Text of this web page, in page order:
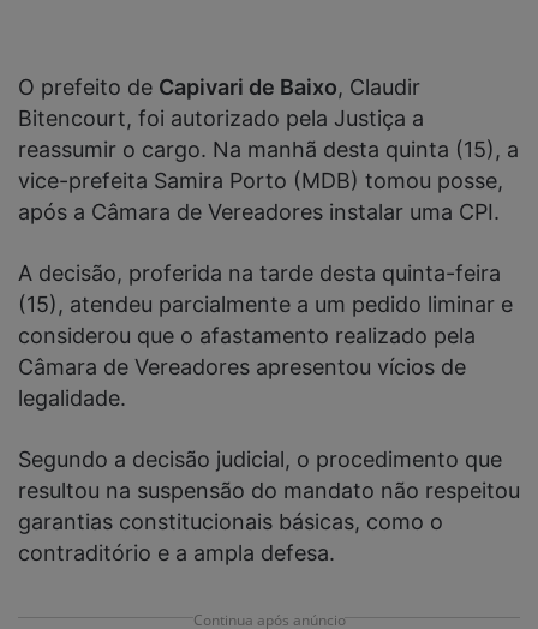
O prefeito de Capivari de Baixo, Claudir
Bitencourt, foi autorizado pela Justiça a
reassumir o cargo. Na manhã desta quinta (15), a
vice-prefeita Samira Porto (MDB) tomou posse,
após a Câmara de Vereadores instalar uma CPI.
A decisão, proferida na tarde desta quinta-feira
(15), atendeu parcialmente a um pedido liminar e
considerou que o afastamento realizado pela
Câmara de Vereadores apresentou vícios de
legalidade.
Segundo a decisão judicial, o procedimento que
resultou na suspensão do mandato não respeitou
garantias constitucionais básicas, como o
contraditório e a ampla defesa.
Continua após anúncio